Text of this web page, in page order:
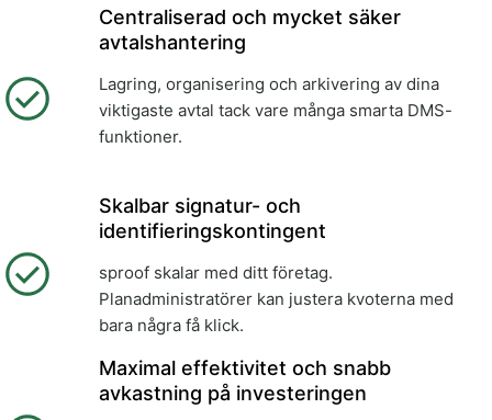
Centraliserad och mycket säker
avtalshantering
Lagring, organisering och arkivering av dina
viktigaste avtal tack vare många smarta DMS-
funktioner.
Skalbar signatur- och
identifieringskontingent
sproof skalar med ditt företag.
Planadministratörer kan justera kvoterna med
bara några få klick.
Maximal effektivitet och snabb
avkastning på investeringen